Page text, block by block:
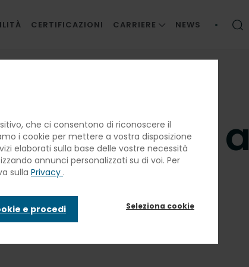
CERTIFICAZIONI CARRIERE
LE NOSTRE PERSONE
NEWS
Redentore a
che ci consentono di riconoscere il
i cookie per mettere a vostra disposizione
elaborati sulla base delle vostre necessità
annunci personalizzati su di voi. Per
sulla Privacy .
e procedi Seleziona cookie